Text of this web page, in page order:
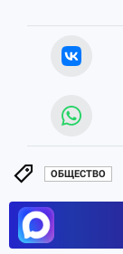
ОБЩЕСТВО